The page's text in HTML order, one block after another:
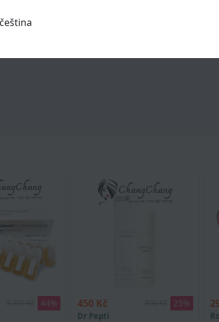
600 Kč 25 290 Kč 490 Kč 41
Romand
čeština